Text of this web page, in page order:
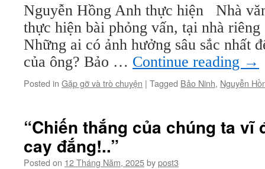
hòa
bình
2
Nguyễn Hồng Anh thực hiện Nhà
thực hiện bài phỏng vấn, tại nhà
Những ai có ảnh hưởng sâu sắc nhất
của ông? Bảo … Continue reading →
Posted in Gặp gỡ và trò chuyện | Tagged Bảo Ninh, Nguyễn
“Chiến thắng của chúng ta vĩ
cay đắng!..”
Posted on 12 Tháng Năm, 2025bypost3